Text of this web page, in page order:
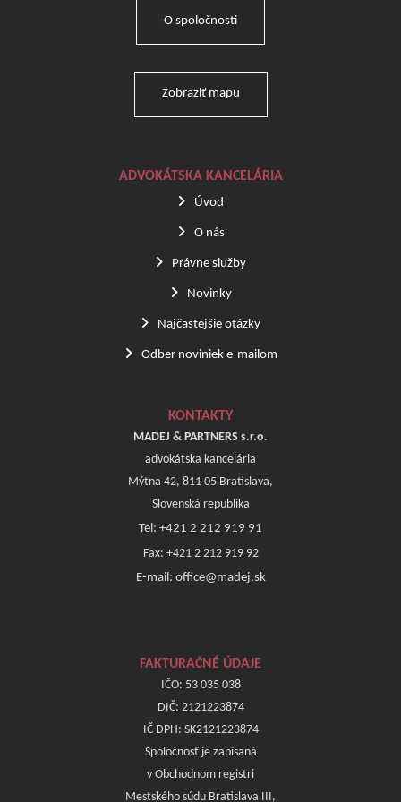
O spoločnosti
Zobraziť mapu
ADVOKÁTSKA KANCELÁRIA
Úvod
O nás
Právne služby
Novinky
Najčastejšie otázky
Odber noviniek e-mailom
KONTAKTY
MADEJ & PARTNERS s.r.o.
advokátska kancelária
Mýtna 42, 811 05 Bratislava,
Slovenská republika
Tel: +421 2 212 919 91
Fax: +421 2 212 919 92
E-mail: office@madej.sk
FAKTURAČNÉ ÚDAJE
IČO: 53 035 038
DIČ: 2121223874
IČ DPH: SK2121223874
Spoločnosť je zapísaná
v Obchodnom registri
Mestského súdu Bratislava III,